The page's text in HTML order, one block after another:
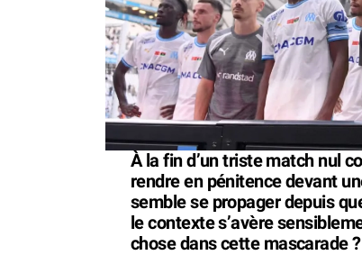
À la fin d’un triste match nul
rendre en pénitence devant
semble se propager depuis
le contexte s’avère
chose dans cette mascarade ?